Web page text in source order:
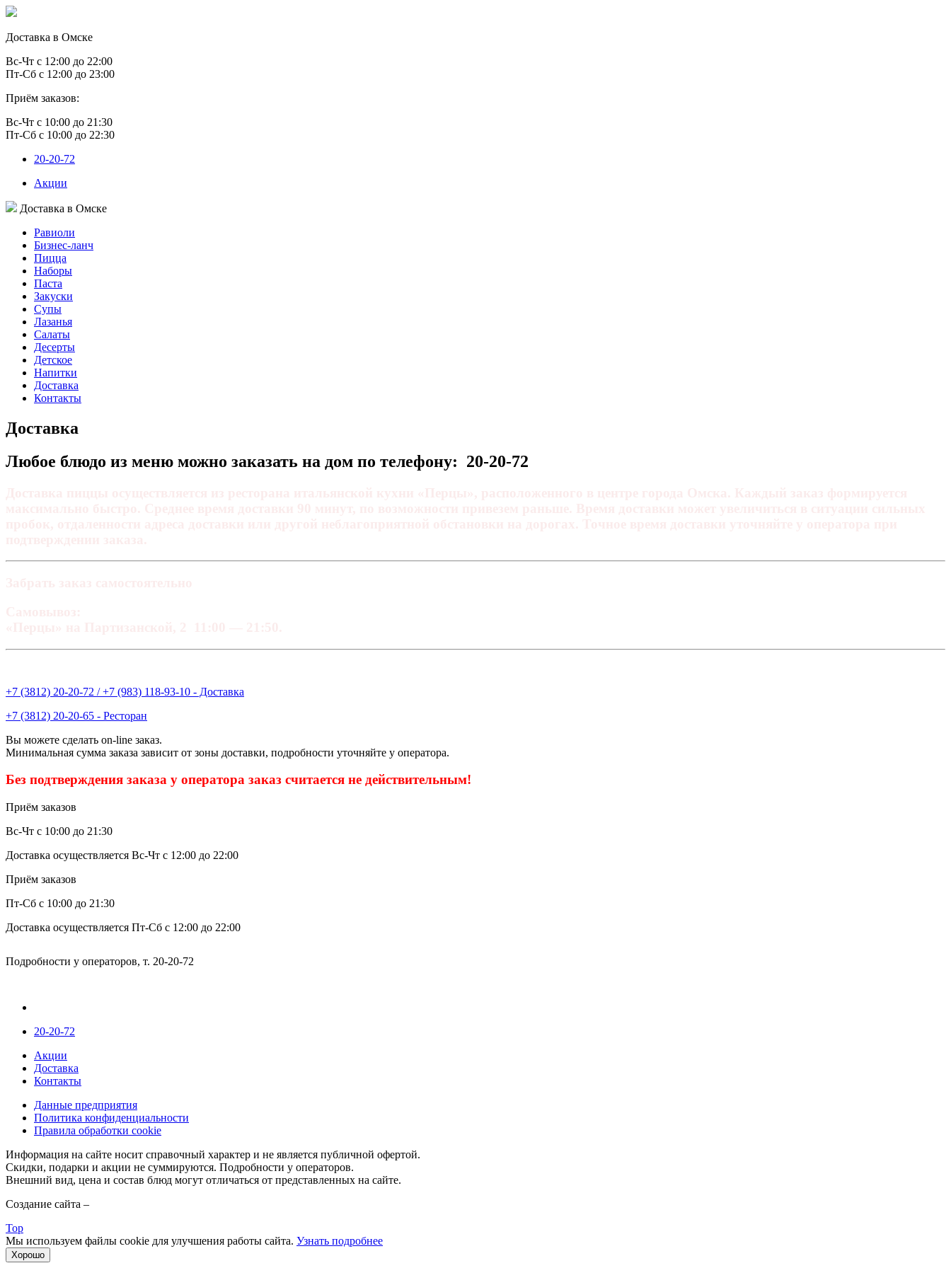
Доставка в Омске
Вс-Чт с 12:00 до 22:00
Пт-Сб с 12:00 до 23:00
Приём заказов:
Вс-Чт с 10:00 до 21:30
Пт-Сб с 10:00 до 22:30
20-20-72
Акции
Доставка в Омске
Равиоли
Бизнес-ланч
Пицца
Наборы
Паста
Закуски
Супы
Лазанья
Салаты
Десерты
Детское
Напитки
Доставка
Контакты
Доставка
Любое блюдо из меню можно заказать на дом по телефону: 20-20-72
+7 (3812) 20-20-72 / +7 (983) 118-93-10 - Доставка
+7 (3812) 20-20-65 - Ресторан
Вы можете сделать on-line заказ.
Минимальная сумма заказа зависит от зоны доставки, подробности уточняйте у оператора.
Без подтверждения заказа у оператора заказ считается не действительным!
Приём заказов
Вс-Чт с 10:00 до 21:30
Доставка осуществляется Вс-Чт с 12:00 до 22:00
Приём заказов
Пт-Сб с 10:00 до 21:30
Доставка осуществляется Пт-Сб с 12:00 до 22:00
Подробности у операторов, т. 20-20-72
20-20-72
Акции
Доставка
Контакты
Данные предприятия
Политика конфиденциальности
Правила обработки cookie
Информация на сайте носит справочный характер и не является публичной офертой.
Скидки, подарки и акции не суммируются. Подробности у операторов.
Внешний вид, цена и состав блюд могут отличаться от представленных на сайте.
Создание сайта –
Top
Мы используем файлы cookie для улучшения работы сайта. Узнать подробнее
Хорошо